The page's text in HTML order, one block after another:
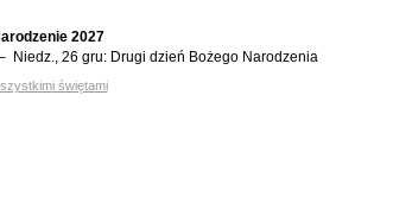
2027
Niedz., 26 gru: Drugi dzień Bożego Narodzenia
świętami